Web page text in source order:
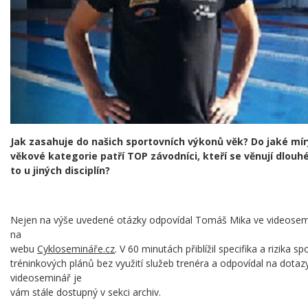
Jak zasahuje do našich sportovních výkonů věk? Do jaké
věkové kategorie patří TOP závodníci, kteří se věnují
to u jiných disciplín?
Nejen na výše uvedené otázky odpovídal Tomáš Mika ve
na
webu Cyklosemináře.cz. V 60 minutách přiblížil specifika a rizika
tréninkových plánů bez využití služeb trenéra a odpovídal na
videoseminář je
vám stále dostupný v sekci archiv.